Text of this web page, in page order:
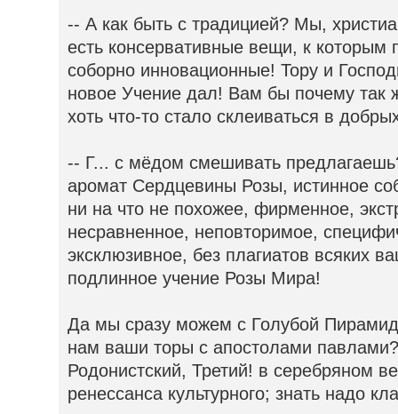
-- А как быть с традицией? Мы,
есть консервативные вещи, к которым
соборно инновационные! Тору и
новое Учение дал! Вам бы почему так
хоть что-то стало склеиваться в
-- Г... с мёдом смешивать
аромат Сердцевины Розы, истинное
ни на что не похожее, фирменное,
несравненное, неповторимое,
эксклюзивное, без плагиатов всяких
подлинное учение Розы Мира!
Да мы сразу можем с Голубой
нам ваши торы с апостолами
Родонистский, Третий! в серебряном
ренессанса культурного; знать надо